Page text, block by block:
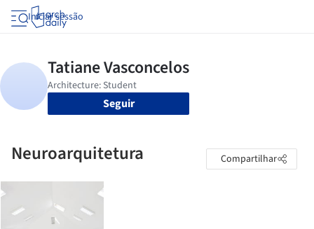
Iniciar sessão
Seguir
Neuroarquitetura Compartilhar